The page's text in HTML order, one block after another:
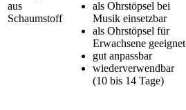
aus
Schaumstoff
als Ohrstöpsel bei
Musik einsetzbar
als Ohrstöpsel für
Erwachsene geeignet
gut anpassbar
wiederverwendbar
(10 bis 14 Tage)